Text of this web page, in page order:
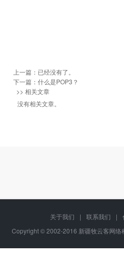
上一篇：已经没有了。
下一篇： 什么是POP3？
>> 相关文章
没有相关文章。
关于我们 | 联系我们 |
Copyright © 2002-2016 新疆牧云客网